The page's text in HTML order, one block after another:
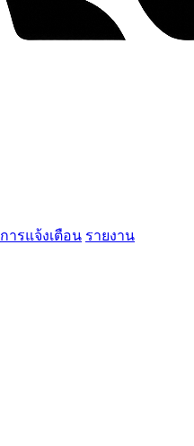
การแจ้งเตือน รายงาน